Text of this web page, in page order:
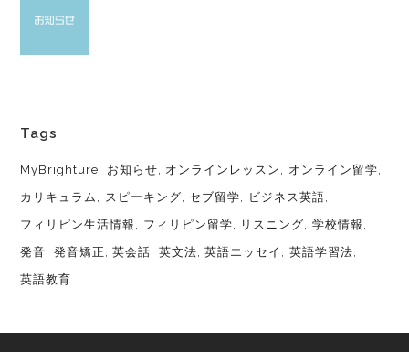
Tags
MyBrighture お知らせ オンラインレッスン
オンライン留学
カリキュラム
スピーキング セブ留学
ビジネス英語
フィリピン生活情報
フィリピン留学 リスニング
学校情報
発音
発音矯正 英会話 英文法 英語エッセイ
英語学習法
英語教育